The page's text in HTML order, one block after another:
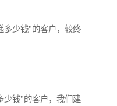
多少钱"的客户，较终
少钱"的客户，我们建